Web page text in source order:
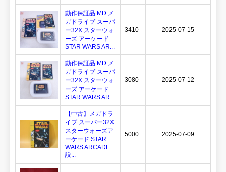
動作保証品 MD メ
ガドライブ スーパ
ー32X スターウォ
ーズ アーケード
STAR WARS AR...
3410 2025-07-15
動作保証品 MD メ
ガドライブ スーパ
ー32X スターウォ
ーズ アーケード
STAR WARS AR...
3080 2025-07-12
【中古】メガドラ
イブ スーパー32X
スターウォーズア
ーケード STAR
WARS ARCADE
説...
5000 2025-07-09